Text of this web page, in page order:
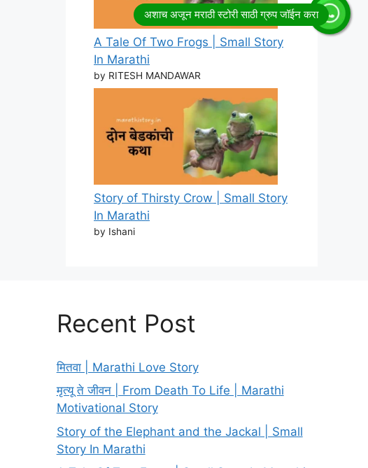
A Tale Of Two Frogs | Small Story
In Marathi
by RITESH MANDAWAR
Story of Thirsty Crow | Small Story
In Marathi
by Ishani
Recent Post
मितवा | Marathi Love Story
मृत्यू ते जीवन | From Death To Life | Marathi
Motivational Story
Story of the Elephant and the Jackal | Small
Story In Marathi